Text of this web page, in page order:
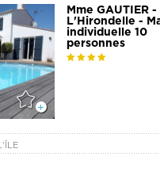
Mme GAUTIER -
L'Hirondelle -
individuelle 10
personnes